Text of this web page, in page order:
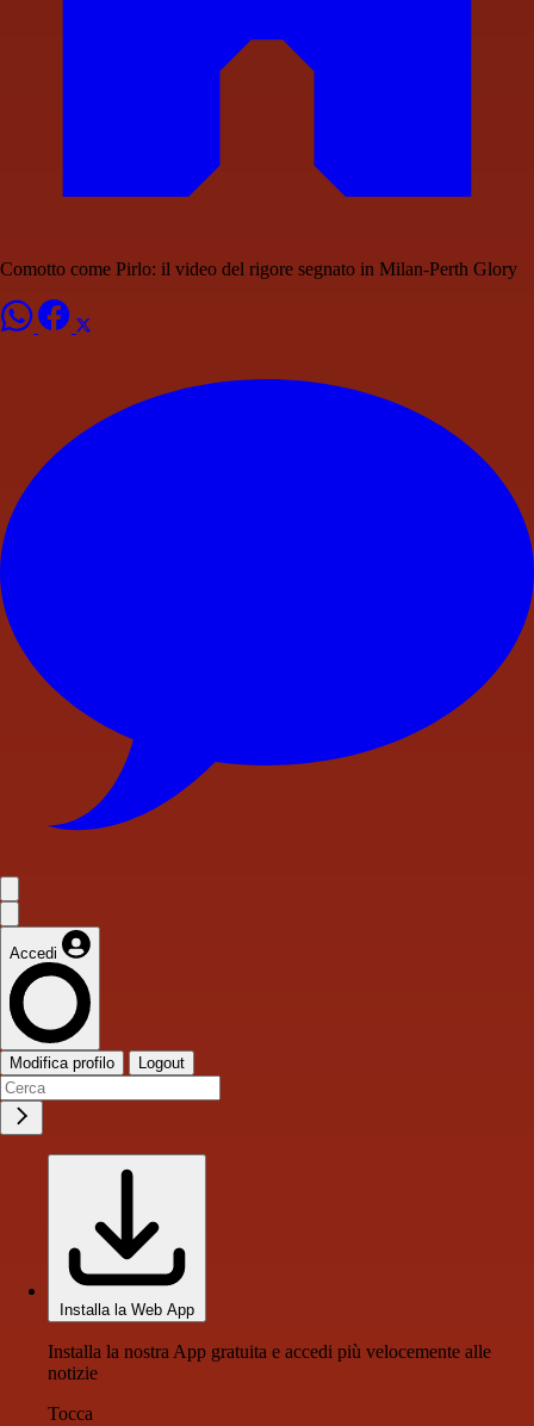
Comotto come Pirlo: il video del rigore segnato in Milan-Perth Glory
Accedi
Modifica profilo Logout
Installa la Web App
Installa la nostra App gratuita e accedi più velocemente alle
notizie
Tocca